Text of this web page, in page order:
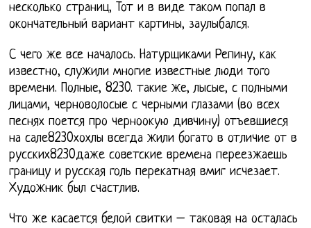
несколько страниц, Тот и в виде таком попал в
окончательный вариант картины, заулыбался.
С чего же все началось. Натурщиками Репину, как
известно, служили многие известные люди того
времени. Полные, 8230. такие же, лысые, с полными
лицами, черноволосые с черными глазами (во всех
песнях поется про черноокую дивчину) отъевшиеся
на сале8230хохлы всегда жили богато в отличие от в
русских8230даже советские времена переезжаешь
границу и русская голь перекатная вмиг исчезает.
Художник был счастлив.
Что же касается белой свитки – таковая на осталась